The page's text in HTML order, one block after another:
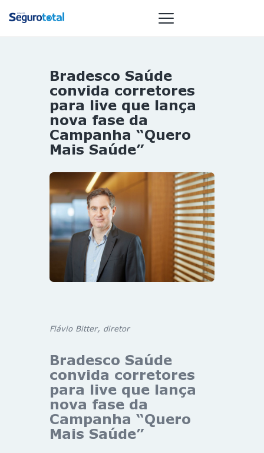
NOTÍCIAS
REVISTA
ESPECIAIS
GAIVOTA DE
OURO
ST SUMMIT
MULHERES
GESTORAS
HOMEST
HOME
Bradesco Saúde
convida corretores
para live que lança
nova fase da
Campanha “Quero
Mais Saúde”
Flávio Bitter, diretor
Bradesco Saúde
convida corretores
para live que lança
nova fase da
Campanha “Quero
Mais Saúde”